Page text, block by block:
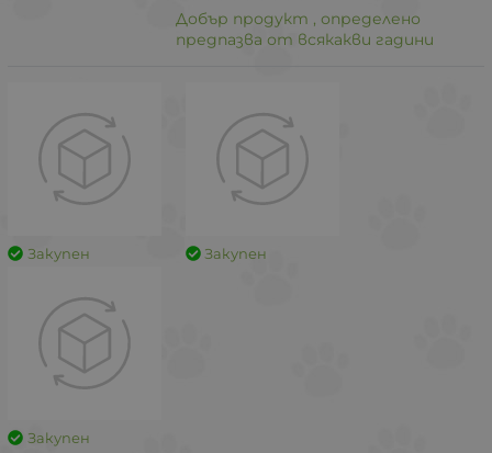
Добър продукт , определено
предпазва от всякакви гадини
Закупен Закупен
Закупен